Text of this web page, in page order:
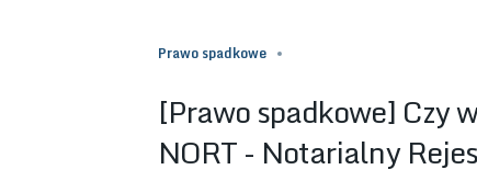
Prawo spadkowe
[Prawo spadkowe] Czy
NORT - Notarialny